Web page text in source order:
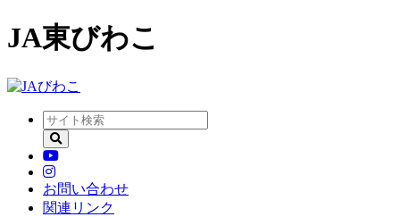
JA東びわこ
お問い合わせ
関連リンク